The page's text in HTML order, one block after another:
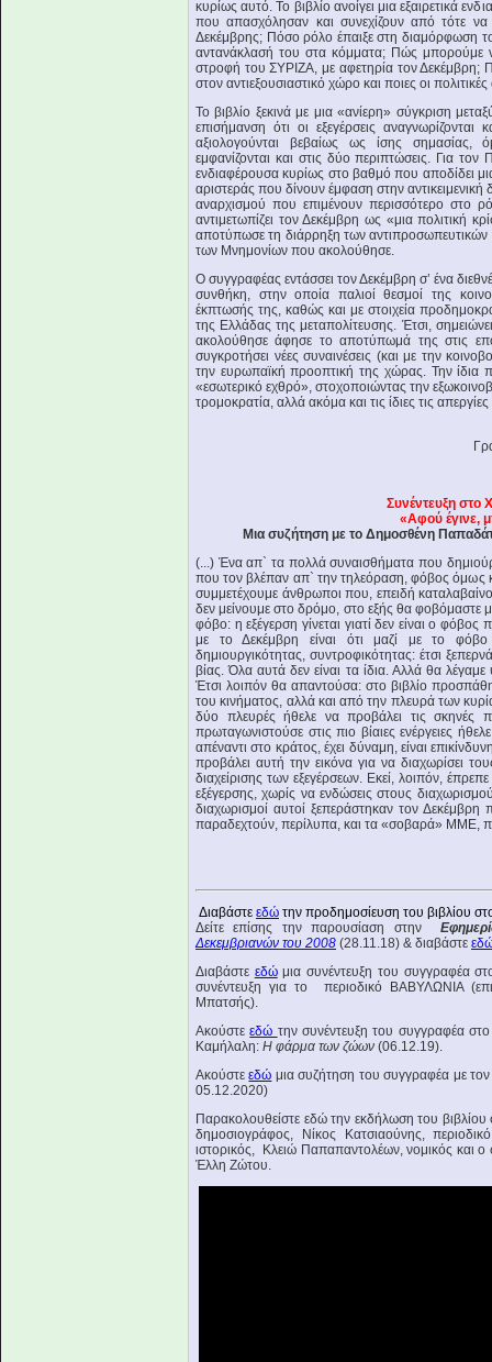
κυρίως αυτό. Το βιβλίο ανοίγει μια εξαιρετικά
που απασχόλησαν και συνεχίζουν από τότε
Δεκέμβρης; Πόσο ρόλο έπαιξε στη διαμόρφωση
αντανάκλασή του στα κόμματα; Πώς μπορούμε
στροφή του ΣΥΡΙΖΑ, με αφετηρία τον Δεκέμβρη;
στον αντιεξουσιαστικό χώρο και ποιες οι
Το βιβλίο ξεκινά με μια «ανίερη» σύγκριση
επισήμανση ότι οι εξεγέρσεις
αξιολογούνται βεβαίως ως ίσης σημασίας,
εμφανίζονται και στις δύο περιπτώσεις. Για
ενδιαφέρουσα κυρίως στο βαθμό που αποδίδει
αριστεράς που δίνουν έμφαση στην
αναρχισμού που επιμένουν περισσότερο στο
αντιμετωπίζει τον Δεκέμβρη ως «μια πολιτική
αποτύπωσε τη διάρρηξη των
των Μνημονίων που ακολούθησε.
Ο συγγραφέας εντάσσει τον Δεκέμβρη σ’ ένα
συνθήκη, στην οποία παλιοί θεσμοί της
έκπτωσής της, καθώς και με στοιχεία
της Ελλάδας της μεταπολίτευσης. Έτσι,
ακολούθησε άφησε το αποτύπωμά της στις
συγκροτήσει νέες συναινέσεις (και με την
την ευρωπαϊκή προοπτική της χώρας. Την ίδια
«εσωτερικό εχθρό», στοχοποιώντας την
τρομοκρατία, αλλά ακόμα και τις ίδιες τις
Συνέντευξη στο
«Αφού έγινε,
Μια συζήτηση με το Δημοσθένη
(...) Ένα απ` τα πολλά συναισθήματα που
που τον βλέπαν απ` την τηλεόραση, φόβος όμως
συμμετέχουμε άνθρωποι που, επειδή
δεν μείνουμε στο δρόμο, στο εξής θα φοβόμαστε
φόβο: η εξέγερση γίνεται γιατί δεν είναι ο
με το Δεκέμβρη είναι ότι μαζί με το
δημιουργικότητας, συντροφικότητας: έτσι
βίας. Όλα αυτά δεν είναι τα ίδια. Αλλά θα
Έτσι λοιπόν θα απαντούσα: στο βιβλίο
του κινήματος, αλλά και από την πλευρά των
δύο πλευρές ήθελε να προβάλει τις
πρωταγωνιστούσε στις πιο βίαιες ενέργειες
απέναντι στο κράτος, έχει δύναμη, είναι
προβάλει αυτή την εικόνα για να διαχωρίσει
διαχείρισης των εξεγέρσεων. Εκεί, λοιπόν,
εξέγερσης, χωρίς να ενδώσεις στους
διαχωρισμοί αυτοί ξεπεράστηκαν τον
παραδεχτούν, περίλυπα, και τα «σοβαρά» ΜΜΕ,
Διαβάστε εδώ την προδημοσίευση του βιβλίου
Δείτε επίσης την παρουσίαση στην
Δεκεμβριανών του 2008 (28.11.18) & διαβάστε
Διαβάστε εδώμια συνέντευξη του συγγραφέα
συνέντευξη για το περιοδικό ΒΑΒΥΛΩΝΙΑ
Μπατσής).
Ακούστεεδώ την συνέντευξη του συγγραφέα
Καμήλαλη: Η φάρμα των ζώων (06.12.19).
Ακούστεεδώ μια συζήτηση του συγγραφέα με
05.12.2020)
Παρακολουθείστε εδώ την εκδήλωση του
δημοσιογράφος, Νίκος Κατσιαούνης,
ιστορικός, Κλειώ Παπαπαντολέων, νομικός και
Έλλη Ζώτου.